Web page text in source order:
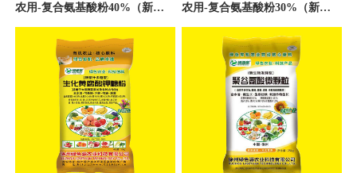
农用-复合氨基酸粉40%（新螯合一母粉) 农用-复合氨基酸粉30%（新促跟壮秧型）